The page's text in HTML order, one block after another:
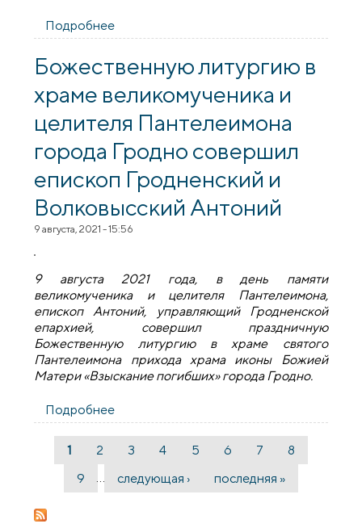
Подробнее
в храме святого Николая Чудотворца в
Божественную литургию в
храме великомученика и
целителя Пантелеимона
города Гродно совершил
епископ Гродненский и
Волковысский Антоний
9 августа, 2021 - 15:56
9 августа 2021 года, в день памяти
великомученика и целителя Пантелеимона,
епископ Антоний, управляющий Гродненской
епархией, совершил праздничную
Божественную литургию в храме святого
Пантелеимона прихода храма иконы Божией
Матери «Взыскание погибших» города Гродно.
Подробнее
великомученика и целителя
Пантелеимона города Гродно совершил
епископ Гродненский и Волковысский
Антоний
Страницы
1 2 3 4 5 6 7
8
9
следующая › последняя »